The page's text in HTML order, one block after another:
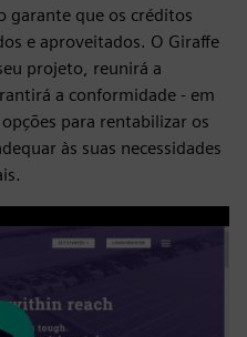
garante que os créditos
e aproveitados. O Giraffe
projeto, reunirá a
a conformidade - em
para rentabilizar os
às suas necessidades